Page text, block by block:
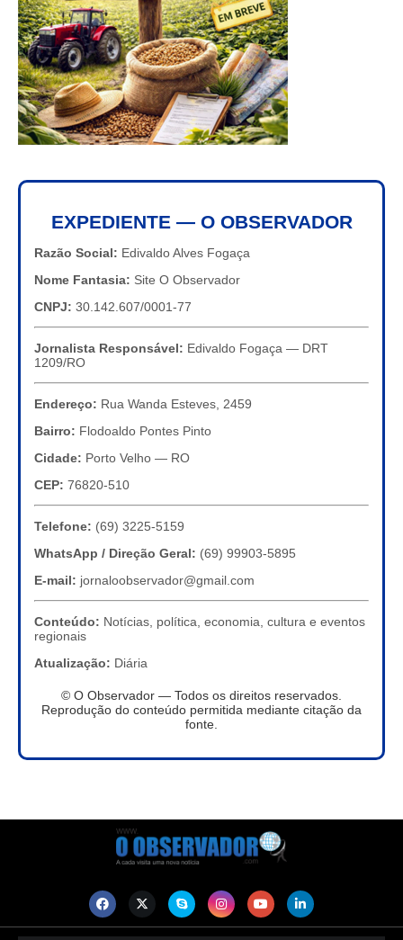
EXPEDIENTE — O OBSERVADOR
Razão Social: Edivaldo Alves Fogaça
Nome Fantasia: Site O Observador
CNPJ: 30.142.607/0001-77
Jornalista Responsável: Edivaldo Fogaça — DRT
1209/RO
Endereço: Rua Wanda Esteves, 2459
Bairro: Flodoaldo Pontes Pinto
Cidade: Porto Velho — RO
CEP: 76820-510
Telefone: (69) 3225-5159
WhatsApp / Direção Geral: (69) 99903-5895
E-mail: jornaloobservador@gmail.com
Conteúdo: Notícias, política, economia, cultura e eventos
regionais
Atualização: Diária
© O Observador — Todos os direitos reservados.
Reprodução do conteúdo permitida mediante citação da
fonte.